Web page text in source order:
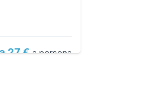
27 a persona